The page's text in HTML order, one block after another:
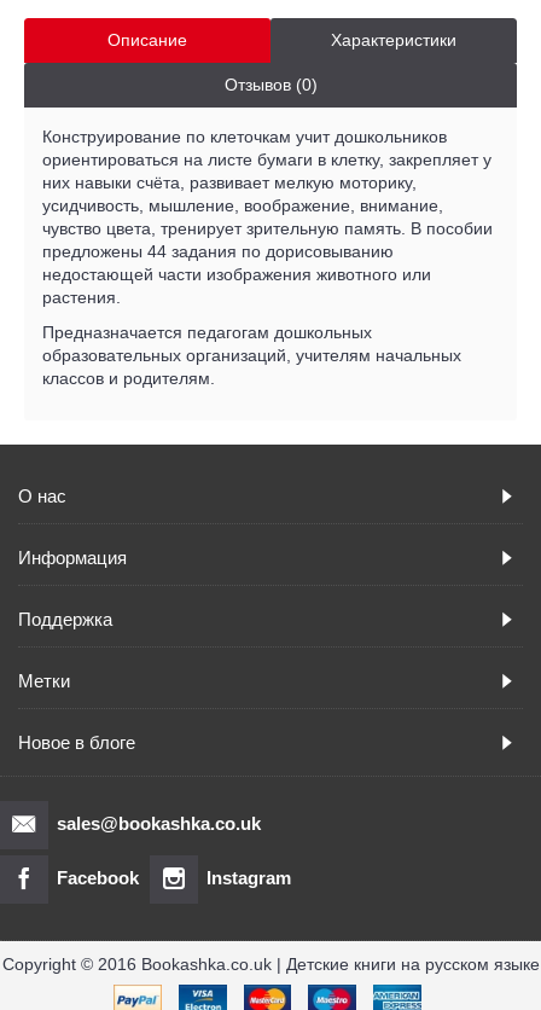
Описание Характеристики
Отзывов (0)
Конструирование по клеточкам учит дошкольников
ориентироваться на листе бумаги в клетку, закрепляет у
них навыки счёта, развивает мелкую моторику,
усидчивость, мышление, воображение, внимание,
чувство цвета, тренирует зрительную память. В пособии
предложены 44 задания по дорисовыванию
недостающей части изображения животного или
растения.
Предназначается педагогам дошкольных
образовательных организаций, учителям начальных
классов и родителям.
О нас
Информация
Поддержка
Метки
Новое в блоге
sales@bookashka.co.uk
Facebook Instagram
Copyright © 2016 Bookashka.co.uk | Детские книги на русском языке